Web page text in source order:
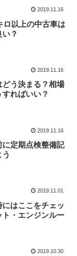
2019.11.16
ロ以上の中古車は
？
2019.11.16
どう決まる？相場
ればいい？
2019.11.16
に定期点検整備記
2019.11.01
はここをチェッ
・エンジンルー
2019.10.30